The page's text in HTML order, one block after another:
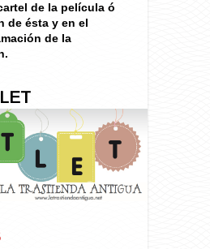
de la película ó
de ésta y en el
de la